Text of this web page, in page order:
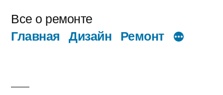
содержимому
Все о ремонте
Главная Дизайн Ремонт